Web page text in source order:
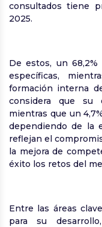
consultados tiene
2025.
De estos, un
específicas,
formación interna
considera que su
mientras que un
dependiendo de la
reflejan el
la mejora de
éxito los retos del
Entre las áreas
para su